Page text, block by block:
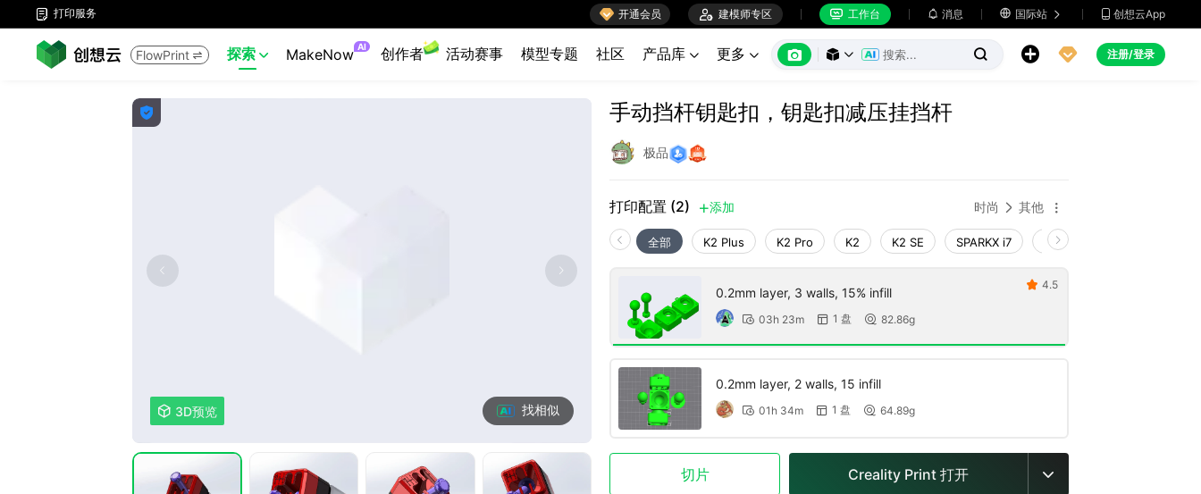
 打印服务  开通会员  建模师专区  工作台  消息  国际站   创想云App
FlowPrint  探索  MakeNow AI 创作者 活动赛事 模型专题 社区 产品库  更多        注册/登录

 3D预览 找相似
手动挡杆钥匙扣，钥匙扣减压挂挡杆
极品
打印配置 (2) 添加 时尚  其他 
全部 K2 Plus K2 Pro K2 K2 SE SPARKX i7 Creality Hi
0.2mm layer, 3 walls, 15% infill
 03h 23m  1 盘  82.86g
 4.5
0.2mm layer, 2 walls, 15 infill
 01h 34m  1 盘  64.89g
切片 Creality Print 打开 